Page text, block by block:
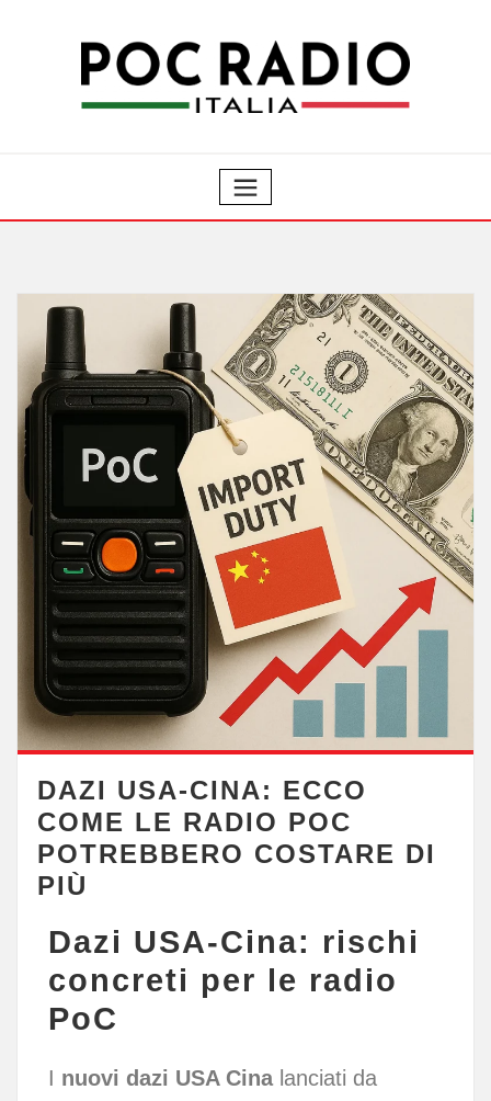
DAZI USA-CINA: ECCO
COME LE RADIO POC
POTREBBERO COSTARE DI
PIÙ
Dazi USA-Cina: rischi
concreti per le radio
PoC
I nuovi dazi USA Cinalanciati da